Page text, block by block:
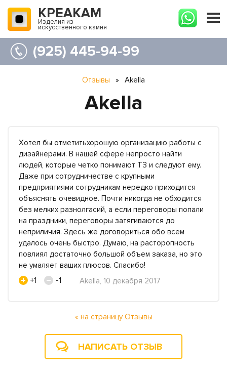
КРЕАКАМ
Изделия из
искусственного камня
(925) 445-94-99
Отзывы » Akella
Akella
Хотел бы отметитьхорошую организацию работы с
дизайнерами. В нашей сфере непросто найти
людей, которые четко понимают ТЗ и следуют ему.
Даже при сотрудничестве с крупными
предприятиями сотрудникам нередко приходится
объяснять очевидное. Почти никогда не обходится
без мелких разнолгасий, а если переговоры попали
на праздники, переговоры затягиваются до
неприличия. Здесь же договориться обо всем
удалось очень быстро. Думаю, на расторопность
повлиял достаточно большой объем заказа, но это
не умаляет ваших плюсов. Спасибо!
+1
-1 Akella, 10 декабря 2017
« на страницу Отзывы
НАПИСАТЬ ОТЗЫВ